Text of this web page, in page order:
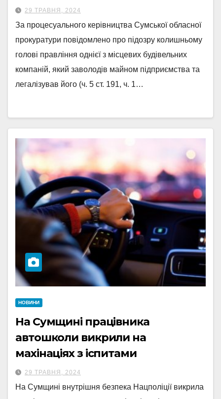
29 ТРАВНЯ, 2024
За процесуального керівництва Сумської обласної
прокуратури повідомлено про підозру колишньому
голові правління однієї з місцевих будівельних
компаній, який заволодів майном підприємства та
легалізував його (ч. 5 ст. 191, ч. 1…
НОВИНИ
На Сумщині працівника
автошколи викрили на
махінаціях з іспитами
29 ТРАВНЯ, 2024
На Сумщині внутрішня безпека Нацполіції викрила